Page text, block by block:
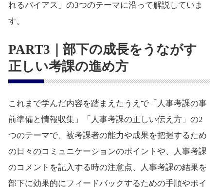
れるバイアス」の3つのテーマに沿って解説していま
す。
PART3｜部下の成長をうながす
正しい考課の進め方
これまで学んだ内容を踏まえたうえで「人事考課の事
前準備と情報収集」「人事考課の正しい伝え方」の2
つのテーマで、被考課者の能力や成果を把握するため
の日々のコミュニケーションのポイントや、人事考課
のコメントを記入する時の注意点、人事考課の結果を
部下に効果的にフィードバックするための手順やポイ